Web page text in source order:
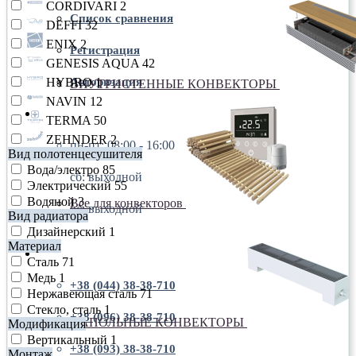
Список сравнения
Регистрация
Авторизация
пн-пт: 08:00 - 16:00
пн-пт: 08:00 - 16:00
сб: выходной
вс: выходной
+38 (044) 38-38-710
+38 (044) 38-38-710
+38 (096) 38-38-710
+38 (093) 38-38-710
ВНУТРИСТЕННЫЕ КОНВЕКТОРЫ
Все для конвекторов
НАПОЛЬНЫЕ КОНВЕКТОРЫ
CORDIVARI 2
DEFFI 32
ENIX 2
GENESIS AQUA 42
HYBRO 1
NAVIN 12
TERMA 50
ZEHNDER 2
Вид полотенцесушителя
Вода/электро 85
Электрический 55
Водяной 3
Вид радиатора
Дизайнерский 1
Материал
Сталь 71
Медь 1
Нержавеющая сталь 71
Стекло, сталь 1
Модификация
Вертикальный 1